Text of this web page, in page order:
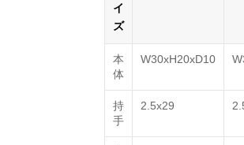
イ
ズ
本
体
W30xH20xD10
持
手
2.5x29